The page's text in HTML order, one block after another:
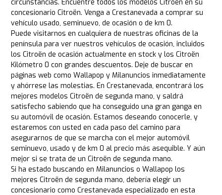
circunstancias. Encuentre todos los modelos Citroën en su
concesionario Citroën. Venga a Crestanevada a comprar su
vehículo usado, seminuevo, de ocasión o de km 0.
Puede visitarnos en cualquiera de nuestras oficinas de la
península para ver nuestros vehículos de ocasión, incluidos
los Citroën de ocasión actualmente en stock y los Citroën
Kilómetro 0 con grandes descuentos. Deje de buscar en
páginas web como Wallapop y Milanuncios inmediatamente
y ahórrese las molestias. En Crestanevada, encontrará los
mejores modelos Citroën de segunda mano, y saldrá
satisfecho sabiendo que ha conseguido una gran ganga en
su automóvil de ocasión. Estamos deseando conocerle, y
estaremos con usted en cada paso del camino para
asegurarnos de que se marcha con el mejor automóvil
seminuevo, usado y de km 0 al precio más asequible. Y aún
mejor si se trata de un Citroën de segunda mano.
Si ha estado buscando en Milanuncios o Wallapop los
mejores Citroën de segunda mano, debería elegir un
concesionario como Crestanevada especializado en esta